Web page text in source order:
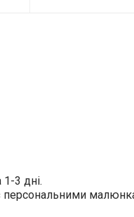
3 дні.
персональними